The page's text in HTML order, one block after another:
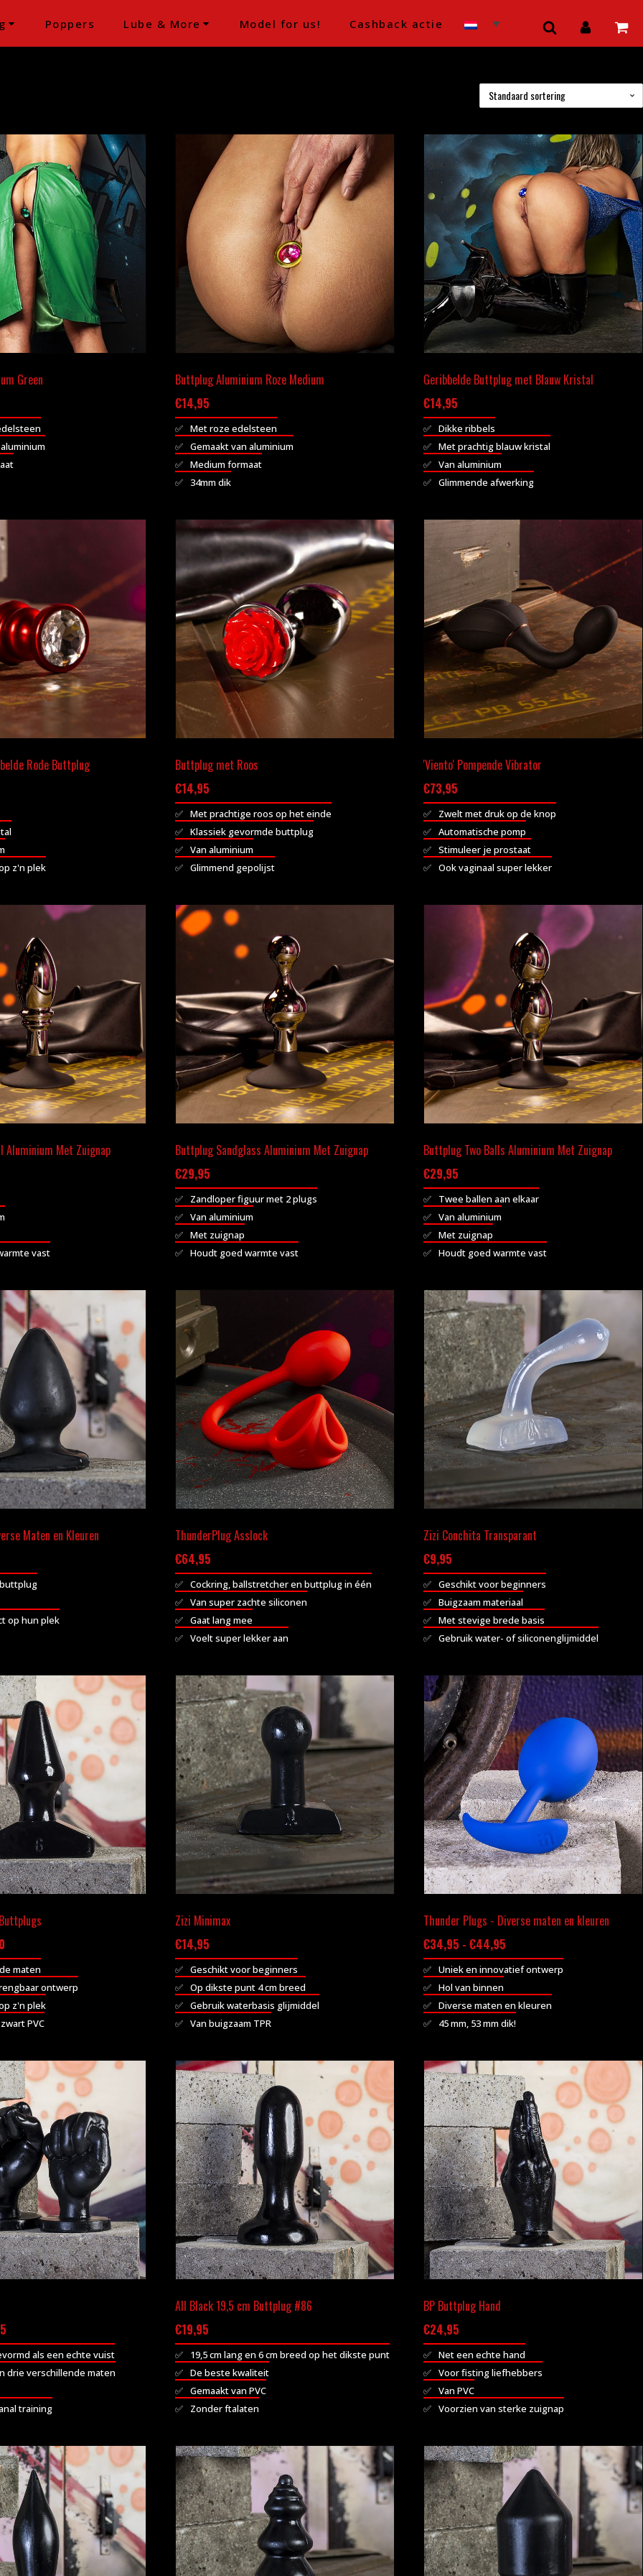
Poppers Lube & More Model for us! Cashback actie
Green
Buttplug Aluminium Roze Medium
€14,95
Met roze edelsteen
Gemaakt van aluminium
Medium formaat
34mm dik
Geribbelde Buttplug met Blauw Kristal
€14,95
Dikke ribbels
Met prachtig blauw kristal
Van aluminium
Glimmende afwerking
Rode Buttplug
z'n plek
Buttplug met Roos
€14,95
Met prachtige roos op het einde
Klassiek gevormde buttplug
Van aluminium
Glimmend gepolijst
'Viento' Pompende Vibrator
€73,95
Zwelt met druk op de knop
Automatische pomp
Stimuleer je prostaat
Ook vaginaal super lekker
Aluminium Met Zuignap
vast
Buttplug Sandglass Aluminium Met Zuignap
€29,95
Zandloper figuur met 2 plugs
Van aluminium
Met zuignap
Houdt goed warmte vast
Buttplug Two Balls Aluminium Met Zuignap
€29,95
Twee ballen aan elkaar
Van aluminium
Met zuignap
Houdt goed warmte vast
Maten en Kleuren
op hun plek
ThunderPlug Asslock
€64,95
Cockring, ballstretcher en buttplug in één
Van super zachte siliconen
Gaat lang mee
Voelt super lekker aan
Zizi Conchita Transparant
€9,95
Geschikt voor beginners
Buigzaam materiaal
Met stevige brede basis
Gebruik water- of siliconenglijmiddel
€17,00
tot
€50,00
maten
ontwerp
z'n plek
PVC
Zizi Minimax
€14,95
Geschikt voor beginners
Op dikste punt 4 cm breed
Gebruik waterbasis glijmiddel
Van buigzaam TPR
Thunder Plugs - Diverse maten en kleuren
€34,95 - €44,95
€34,95
€44,95
Uniek en innovatief ontwerp
Hol van binnen
Diverse maten en kleuren
45 mm, 53 mm dik!
Dit
product
heeft
meerdere
variaties.
Deze
optie
kan
gekozen
worden
op
de
productpagina
€14,95
tot
als een echte vuist
drie verschillende maten
training
All Black 19,5 cm Buttplug #86
€19,95
19,5 cm lang en 6 cm breed op het dikste punt
De beste kwaliteit
Gemaakt van PVC
Zonder ftalaten
BP Buttplug Hand
€24,95
Net een echte hand
Voor fisting liefhebbers
Van PVC
Voorzien van sterke zuignap